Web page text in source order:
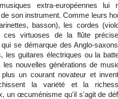
extra-européennes lui
son instrument. Comme leurs
basson), les cordes
ces virtuoses de la flûte
qui se démarque des Anglo-
les guitares électriques ou la
les nouvelles générations de
un courant novateur et
la variété et la
un œcuménisme qu'il s'agit de